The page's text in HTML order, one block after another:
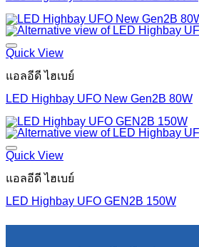
Quick View
แอลอีดี ไฮเบย์
LED Highbay UFO New Gen2B 80W
Quick View
แอลอีดี ไฮเบย์
LED Highbay UFO GEN2B 150W